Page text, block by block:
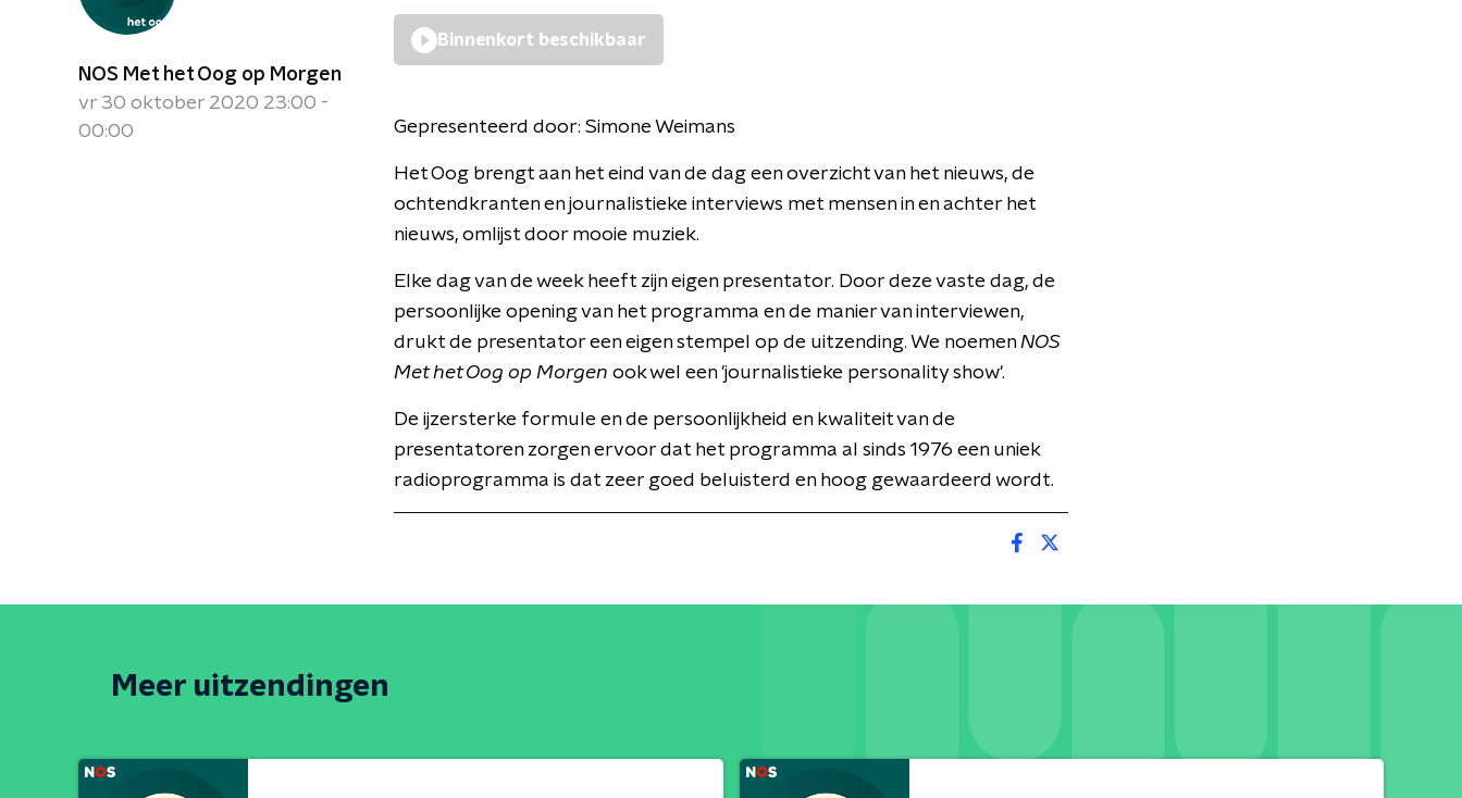
NOS Met het Oog op Morgen
vr 30 oktober 2020 23:00 -
00:00
Binnenkort beschikbaar
Gepresenteerd door: Simone Weimans
Het Oog brengt aan het eind van de dag een overzicht van het nieuws, de
ochtendkranten en journalistieke interviews met mensen in en achter het
nieuws, omlijst door mooie muziek.
Elke dag van de week heeft zijn eigen presentator. Door deze vaste dag, de
persoonlijke opening van het programma en de manier van interviewen,
drukt de presentator een eigen stempel op de uitzending. We noemenNOS
Met het Oog op Morgen ook wel een 'journalistieke personality show'.
De ijzersterke formule en de persoonlijkheid en kwaliteit van de
presentatoren zorgen ervoor dat het programma al sinds 1976 een uniek
radioprogramma is dat zeer goed beluisterd en hoog gewaardeerd wordt.
Meer uitzendingen